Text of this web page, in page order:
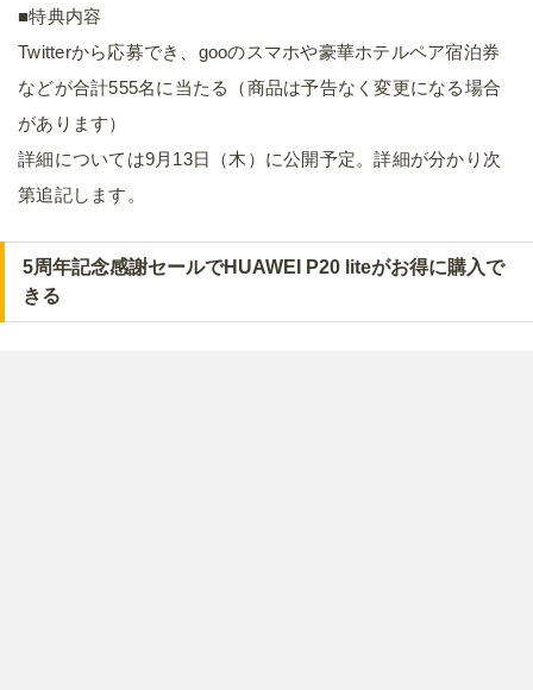
■特典内容
Twitterから応募でき、gooのスマホや豪華ホテルペア宿泊券
などが合計555名に当たる（商品は予告なく変更になる場合
があります）
詳細については9月13日（木）に公開予定。詳細が分かり次
第追記します。
5周年記念感謝セールでHUAWEI P20 liteがお得に購入で
きる